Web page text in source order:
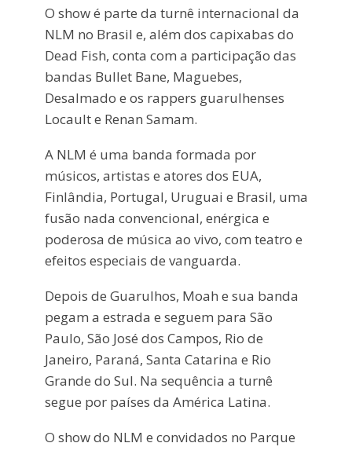
O show é parte da turnê internacional da
NLM no Brasil e, além dos capixabas do
Dead Fish, conta com a participação das
bandas Bullet Bane, Maguebes,
Desalmado e os rappers guarulhenses
Locault e Renan Samam.
A NLM é uma banda formada por
músicos, artistas e atores dos EUA,
Finlândia, Portugal, Uruguai e Brasil, uma
fusão nada convencional, enérgica e
poderosa de música ao vivo, com teatro e
efeitos especiais de vanguarda.
Depois de Guarulhos, Moah e sua banda
pegam a estrada e seguem para São
Paulo, São José dos Campos, Rio de
Janeiro, Paraná, Santa Catarina e Rio
Grande do Sul. Na sequência a turnê
segue por países da América Latina.
O show do NLM e convidados no Parque